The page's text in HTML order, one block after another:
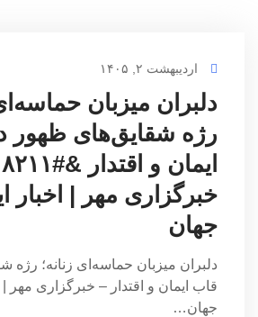
اردیبهشت ۲, ۱۴۰۵
دلبران میزبان
رژه شقایق‌های ظهور
خبرگزاری مهر | اخبار
جهان
دلبران میزبان حماسه‌ای زنانه؛ رژه
قاب ایمان و اقتدار – خبرگزاری مهر |
جهان…